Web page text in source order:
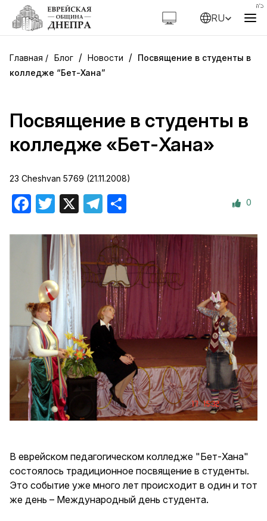
RU
Блог / Новости / Посвящение в студенты в
колледже “Бет-Хана”
Посвящение в студенты в
колледже «Бет-Хана»
23 Cheshvan 5769 (21.11.2008)
Facebook
Twitter Telegram 0
В еврейском педагогическом колледже "Бет-Хана"
состоялось традиционное посвящение в студенты.
Это событие уже много лет происходит в один и тот
же день – Международный день студента.